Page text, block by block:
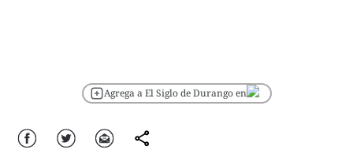
Agrega a El Siglo de Durango en
Facebook Twitter Correo comparte